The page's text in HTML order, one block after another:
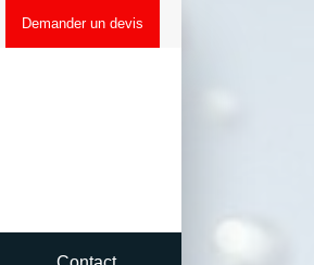
Demander un devis